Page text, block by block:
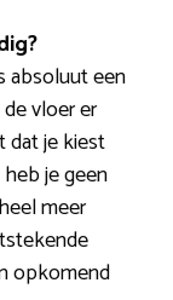
absoluut een
vloer er
dat je kiest
je geen
meer
opkomend